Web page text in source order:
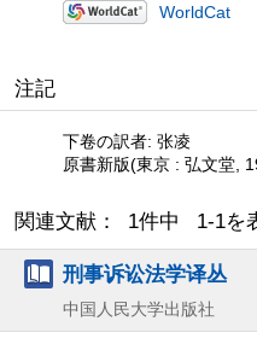
WorldCat
注記
下卷の訳者: 张凌
原書新版(東京 : 弘文堂,
関連文献： 1件中 1-1を
刑事诉讼法学译丛
中国人民大学出版社